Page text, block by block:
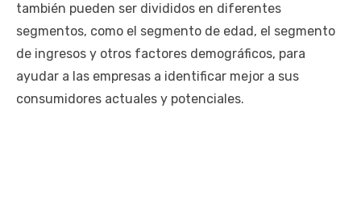
también pueden ser divididos en diferentes
segmentos, como el segmento de edad, el segmento
de ingresos y otros factores demográficos, para
ayudar a las empresas a identificar mejor a sus
consumidores actuales y potenciales.